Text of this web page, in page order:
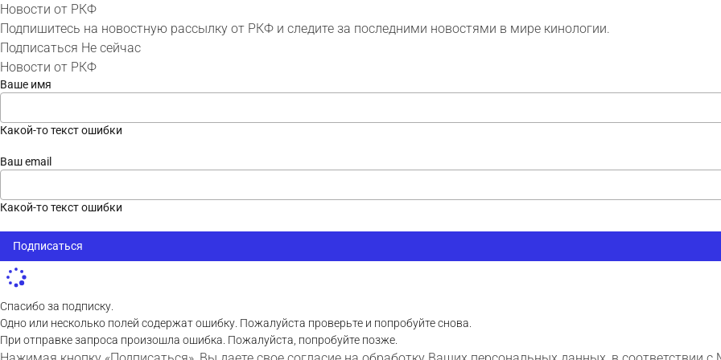
Новости от РКФ
Подпишитесь на новостную рассылку от РКФ и следите за последними новостями в мире кинологии.
Подписаться Не сейчас
Новости от РКФ
Ваше имя
Какой-то текст ошибки
Ваш email
Какой-то текст ошибки
Подписаться
Спасибо за подписку.
Одно или несколько полей содержат ошибку. Пожалуйста проверьте и попробуйте снова.
При отправке запроса произошла ошибка. Пожалуйста, попробуйте позже.